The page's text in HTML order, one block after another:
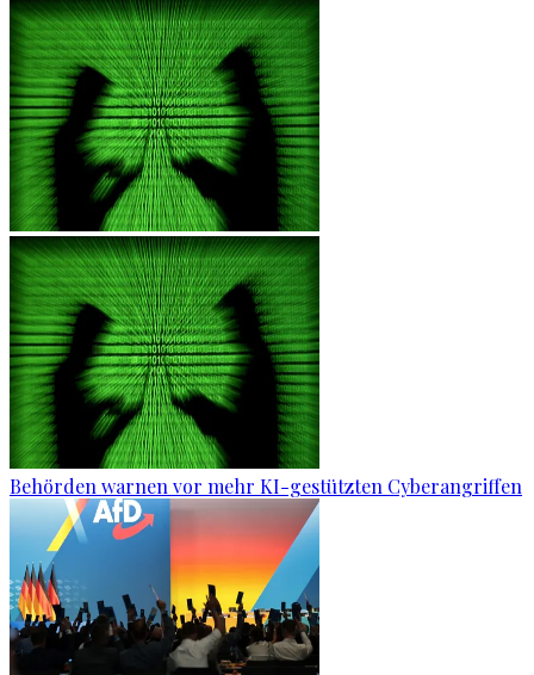
Behörden warnen vor mehr KI-gestützten Cyberangriffen